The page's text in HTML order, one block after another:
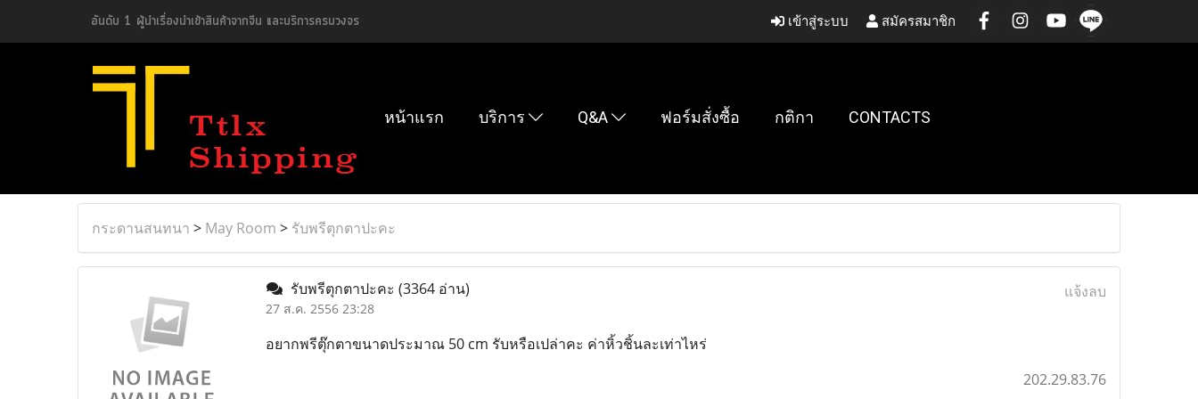
อันดับ 1 ผู้นำเรื่องนำเข้าสินค้าจากจีน และบริการครบวงจร เข้าสู่ระบบ สมัครสมาชิก
หน้าแรก บริการ Q&A ฟอร์มสั่งซื้อ กติกา CONTACTS
กระดานสนทนา > May Room > รับพรีตุกตาปะคะ
รับพรีตุกตาปะคะ (3364 อ่าน)
27 ส.ค. 2556 23:28
แจ้งลบ
อยากพรีตุ๊กตาขนาดประมาณ 50 cm รับหรือเปล่าคะ ค่าหิ้วชิ้นละเท่าไหร่
202.29.83.76